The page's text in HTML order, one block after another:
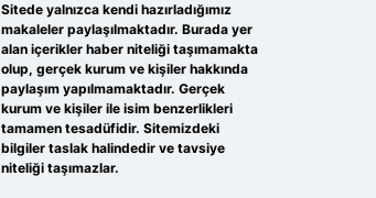
Sitede yalnızca kendi hazırladığımız
makaleler paylaşılmaktadır. Burada yer
alan içerikler haber niteliği taşımamakta
olup, gerçek kurum ve kişiler hakkında
paylaşım yapılmamaktadır. Gerçek
kurum ve kişiler ile isim benzerlikleri
tamamen tesadüfidir. Sitemizdeki
bilgiler taslak halindedir ve tavsiye
niteliği taşımazlar.